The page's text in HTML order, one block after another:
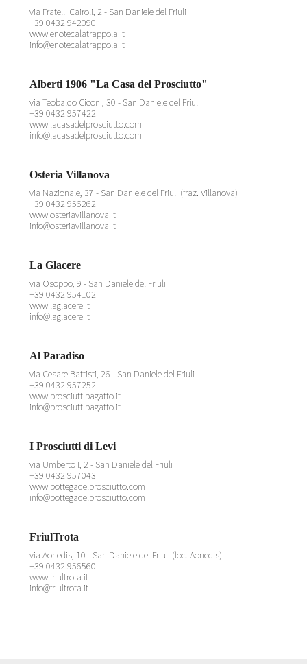
via Fratelli Cairoli, 2 - San Daniele del Friuli
+39 0432 942090
www.enotecalatrappola.it
info@enotecalatrappola.it
Alberti 1906 "La Casa del Prosciutto"
via Teobaldo Ciconi, 30 - San Daniele del Friuli
+39 0432 957422
www.lacasadelprosciutto.com
info@lacasadelprosciutto.com
Osteria Villanova
via Nazionale, 37 - San Daniele del Friuli (fraz. Villanova)
+39 0432 956262
www.osteriavillanova.it
info@osteriavillanova.it
La Glacere
via Osoppo, 9 - San Daniele del Friuli
+39 0432 954102
www.laglacere.it
info@laglacere.it
Al Paradiso
via Cesare Battisti, 26 - San Daniele del Friuli
+39 0432 957252
www.prosciuttibagatto.it
info@prosciuttibagatto.it
I Prosciutti di Levi
via Umberto I, 2 - San Daniele del Friuli
+39 0432 957043
www.bottegadelprosciutto.com
info@bottegadelprosciutto.com
FriulTrota
via Aonedis, 10 - San Daniele del Friuli (loc. Aonedis)
+39 0432 956560
www.friultrota.it
info@friultrota.it